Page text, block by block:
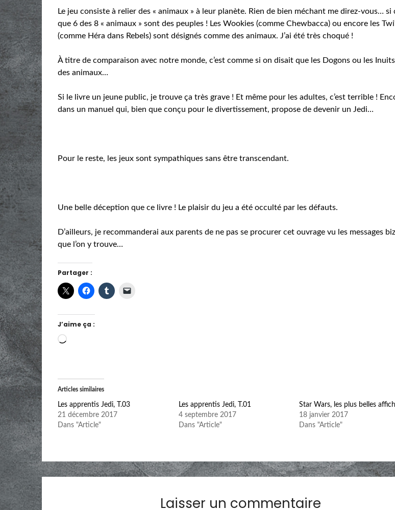
Le jeu consiste à relier des « animaux » à leur planète. Rien de bien méchant me direz-vous… si
que 6 des 8 « animaux » sont des peuples ! Les Wookies (comme Chewbacca) ou encore les
(comme Héra dans Rebels) sont désignés comme des animaux. J’ai été très choqué !
À titre de comparaison avec notre monde, c’est comme si on disait que les Dogons ou les
des animaux…
Si le livre un jeune public, je trouve ça très grave ! Et même pour les adultes, c’est terrible !
dans un manuel qui, bien que conçu pour le divertissement, propose de devenir un Jedi…
Pour le reste, les jeux sont sympathiques sans être transcendant.
Une belle déception que ce livre ! Le plaisir du jeu a été occulté par les défauts.
D’ailleurs, je recommanderai aux parents de ne pas se procurer cet ouvrage vu les messages
que l’on y trouve…
Partager :
J’aime ça :
Chargement…
Articles similaires
Les apprentis Jedi, T.03
21 décembre 2017
Dans "Article"
Les apprentis Jedi, T.01
4 septembre 2017
Dans "Article"
Star Wars, les plus belles
18 janvier 2017
Dans "Article"
Laisser un commentaire